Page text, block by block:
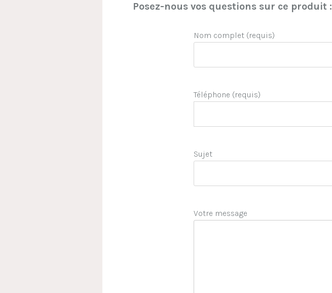
Posez-nous vos questions sur ce produit :
Nom complet (requis)
Téléphone (requis)
Sujet
Votre message